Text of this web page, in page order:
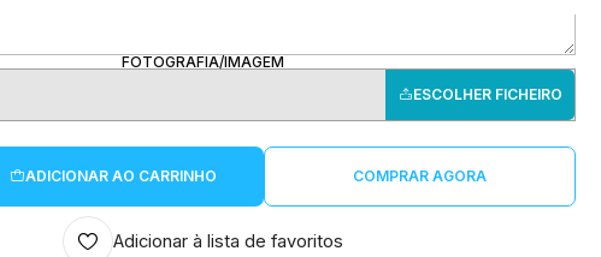
FOTOGRAFIA/IMAGEM
ESCOLHER FICHEIRO
ADICIONAR AO CARRINHO COMPRAR AGORA
Adicionar à lista de favoritos